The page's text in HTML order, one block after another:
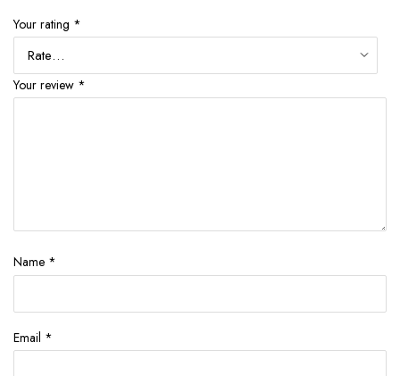
Your rating *
Your review *
Name *
Email *